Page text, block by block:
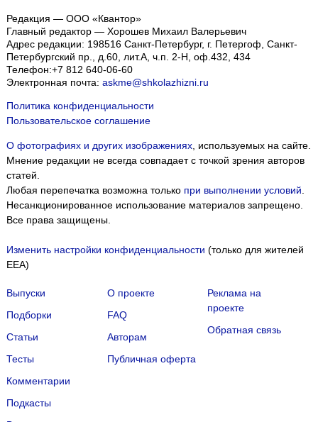
Редакция — ООО «Квантор»
Главный редактор — Хорошев Михаил Валерьевич
Адрес редакции: 198516 Санкт-Петербург, г. Петергоф, Санкт-
Петербургский пр., д.60, лит.А, ч.п. 2-Н, оф.432, 434
Телефон:+7 812 640-06-60
Электронная почта: askme@shkolazhizni.ru
Политика конфиденциальности
Пользовательское соглашение
О фотографиях и других изображениях, используемых на сайте.
Мнение редакции не всегда совпадает с точкой зрения авторов
статей.
Любая перепечатка возможна только при выполнении условий.
Несанкционированное использование материалов запрещено.
Все права защищены.
Изменить настройки конфиденциальности (только для жителей
EEA)
Выпуски
Подборки
Статьи
Тесты
Комментарии
Подкасты
О проекте
FAQ
Авторам
Публичная оферта
Реклама на
проекте
Обратная связь